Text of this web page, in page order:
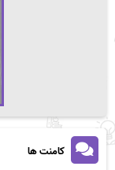
کامنت ها